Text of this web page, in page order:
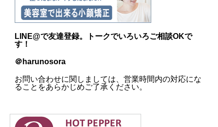
LINE@で友達登録。トークでいろいろご相談OKで
す！
＠harunosora
お問い合わせに関しましては、営業時間内の対応にな
ることをあらかじめご了承ください。